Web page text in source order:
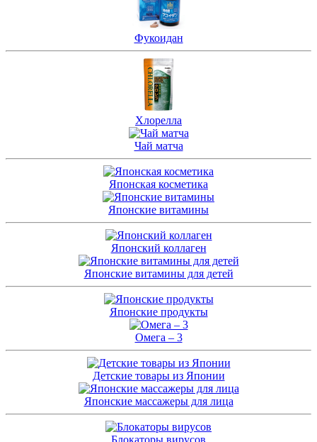
Фукоидан
Хлорелла
Чай матча
Японская косметика
Японские витамины
Японский коллаген
Японские витамины для детей
Японские продукты
Омега – 3
Детские товары из Японии
Японские массажеры для лица